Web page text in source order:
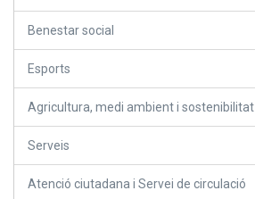
Benestar social
Esports
Agricultura, medi ambient i sostenibilitat
Serveis
Atenció ciutadana i Servei de circulació